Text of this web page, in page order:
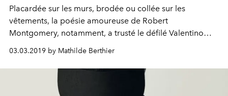
Placardée sur les murs, brodée ou collée sur les
vêtements, la poésie amoureuse de Robert
Montgomery, notamment, a trusté le défilé Valentino
automne-hiver 2019/20.
03.03.2019 by Mathilde Berthier